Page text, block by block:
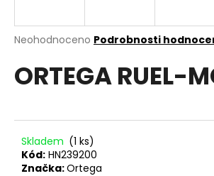
Průměrné
produktu
je
5
hvězdiček.
Neohodnoceno Podrobnosti
ORTEGA RUEL-
Skladem (1 ks)
Kód: HN239200
Značka:Ortega
j
t
?